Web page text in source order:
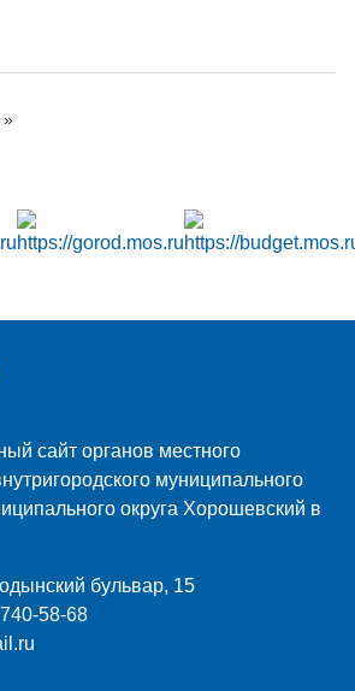
»
сайт органов местного
муниципального
округа Хорошевский в
бульвар, 15
58-68